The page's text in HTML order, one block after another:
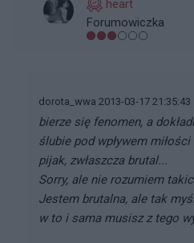
heart
Forumowiczka
dorota_wwa 2013-03-17
bierze się fenomen, a
ślubie pod wpływem
pijak, zwłaszcza brutal...
Sorry, ale nie rozumiem
Jestem brutalna, ale tak
w to i sama musisz z tego